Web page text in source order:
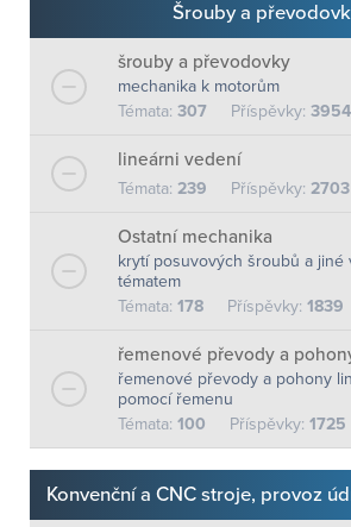
Šrouby a
šrouby a převodovky
mechanika k motorům
Témata: 307 Příspěvky: 3954
lineárni vedení
Témata: 239 Příspěvky: 2703
Ostatní mechanika
krytí posuvových šroubů a jiné
tématem
Témata: 178 Příspěvky: 1839
řemenové převody a
řemenové převody a pohony
pomocí řemenu
Témata: 100 Příspěvky: 1725
Konvenční a CNC stroje, provoz